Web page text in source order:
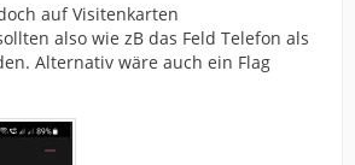
auf Visitenkarten
also wie zB das Feld Telefon als
Alternativ wäre auch ein Flag